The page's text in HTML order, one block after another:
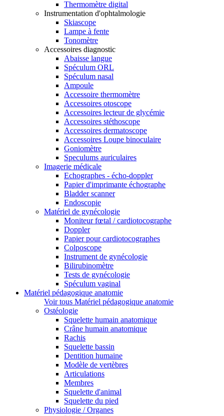
Thermomètre digital
Instrumentation d'ophtalmologie
Skiascope
Lampe à fente
Tonomètre
Accessoires diagnostic
Abaisse langue
Spéculum ORL
Spéculum nasal
Ampoule
Accessoire thermomètre
Accessoires otoscope
Accessoires lecteur de glycémie
Accessoires stéthoscope
Accessoires dermatoscope
Accessoires Loupe binoculaire
Goniomètre
Speculums auriculaires
Imagerie médicale
Echographes - écho-doppler
Papier d'imprimante échographe
Bladder scanner
Endoscopie
Matériel de gynécologie
Moniteur fœtal / cardiotocographe
Doppler
Papier pour cardiotocographes
Colposcope
Instrument de gynécologie
Bilirubinomètre
Tests de gynécologie
Spéculum vaginal
Matériel pédagogique anatomie
Voir tous Matériel pédagogique anatomie
Ostéologie
Squelette humain anatomique
Crâne humain anatomique
Rachis
Squelette bassin
Dentition humaine
Modèle de vertèbres
Articulations
Membres
Squelette d'animal
Squelette du pied
Physiologie / Organes